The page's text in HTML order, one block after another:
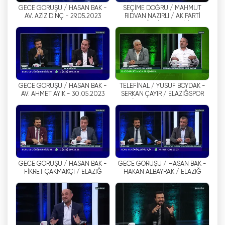
على الرغم من كونها قناة تلفزيونية محلية، إلا أن قناة
Kanal 23 تتميز بجودة البث وأسلوبها الاحترافي. بفضل
بنيتها التحتية التكنولوجية المتقدمة، فإنها توفر بثًا
متواصلًا وعالي الجودة. بالإضافة إلى ذلك، فإن حقيقة أن
لديها فريقًا من ذوي الخبرة والخبرة يؤكد نجاح القناة.
قناة 23 هي واحدة من القنوات التلفزيونية الأكثر مشاهدة
بالأخبار المحلية، بنقل التطورات التي تشهدها المنطقة
إلى المشاهدين بأسرع وأدق الطرق. كما أنها تمكنت من
جذب انتباه المشاهدين ببرامجها المتنوعة.
في الختام، قناة 23 (RTV 23) هي قناة تلفزيونية تبث
دون انقطاع من ولاية إلازيغ منذ عام 1994. القناة، التي
تعطي أهمية للأخبار المحلية، تناشد جمهورًا واسعًا. بفضل
البث المباشر ونهج البث عالي الجودة وفريقها ذو الخبرة،
تعد قناة 23 واحدة من أهم المؤسسات الإعلامية في
مقاطعة إيلازيغ.
SEÇİME DOĞRU / MAHMUT
RIDVAN NAZIRLI / AK PARTİ
25.05.2023
GECE GÖRÜŞÜ / HASAN BAK -
AV. AZİZ DİNÇ - 29.05.2023
TELEFİNAL / YUSUF BOYDAK -
SERKAN ÇAYIR / ELAZIĞSPOR
GECE GÖRÜŞÜ / HASAN BAK -
AV. AHMET AYIK - 30.05.2023
GECE GÖRÜŞÜ / HASAN BAK -
HAKAN ALBAYRAK / ELAZIĞ
ODA BŞK. 31.05.2023
GECE GÖRÜŞÜ / HASAN BAK -
FİKRET ÇAKMAKÇI / ELAZIĞ